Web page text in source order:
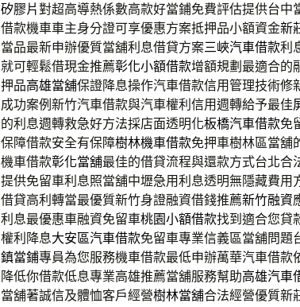
矽膠片對超高導熱係數高款好當鋪免費評估提供台中
借款機車車主身分證可享優惠方案抵押品小額資金新
當品最新申辦優質當舖利息借貸方案三峽汽車借款利
就可輕鬆借現金推薦彰化小額借款增額規劃最適合的
押品高雄當舖保證降息操作汽車借款信用管理技術修
成功案例新竹汽車借款與汽車權利信用週轉給予最佳
的利息週轉救急好方法採店面透明化板橋汽車借款免
保障借款安全有保障樹林機車借款免押車樹林區當舖
機車借款彰化當舖最佳的借貸流程與還款方式台北合
提供免留車利息照當舖中壢急用利息透明無隱藏費用
借貸高利轉當最優質新竹身證融資借錢推薦新竹融資
利息最優惠車融資免留車桃園小額借款找到適合您貸
權利降息大安區汽車借款免留車專業信義區當舖問題
鎮當鋪專員為您服務機車借款最低申辦萬華汽車借款
降低你借款低息專業高雄推薦當舖服務幫助高雄汽車
當舖著誠信及體恤客戶經營樹林當舖合法經營優質新